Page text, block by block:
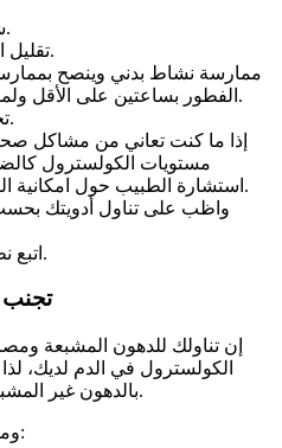
شرب المياه بكميات كافية.
تقليل الملح والسكر قدر الإمكان.
ممارسة نشاط بدني وينصح
الفطور بساعتين على الأقل ولمدة لا تقل عن نصف ساعة.
تجنب التدخين بكافة أنواعه.
إذا ما كنت تعاني من مشاكل
مستويات الكولسترول
استشارة الطبيب حول امكانية الصيام وتأثيره على جسمك.
واظب على تناول أدويتك
اتبع نظام غذائي صحي ومتوازن.
2-
إن تناولك للدهون المشبعة
الكولسترول في الدم لديك، لذا
بالدهون غير المشبعة الصحية كما في زيت الزيتون.
ومن أمثلة مصادر الدهون المشبعة: